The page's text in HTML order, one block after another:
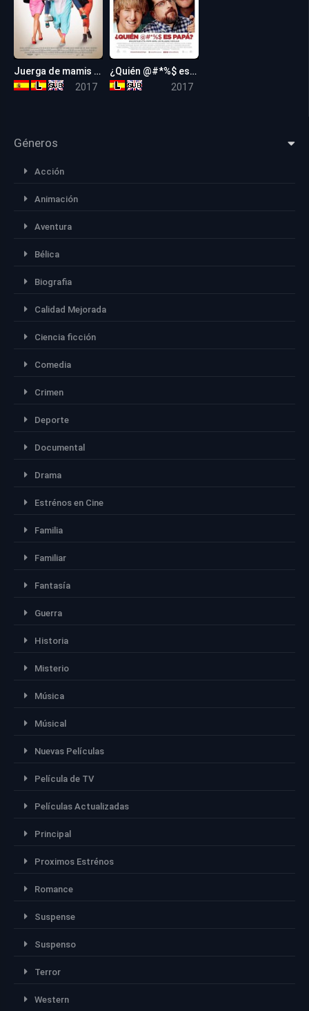
Juerga de mamis (Fun Mom Dinner)
2017
¿Quién @#*%$ es Papá? (Father Figures)
2017
Géneros
Acción
Animación
Aventura
Bélica
Biografia
Calidad Mejorada
Ciencia ficción
Comedia
Crimen
Deporte
Documental
Drama
Estrénos en Cine
Familia
Familiar
Fantasía
Guerra
Historia
Misterio
Música
Músical
Nuevas Películas
Película de TV
Películas Actualizadas
Principal
Proximos Estrénos
Romance
Suspense
Suspenso
Terror
Western